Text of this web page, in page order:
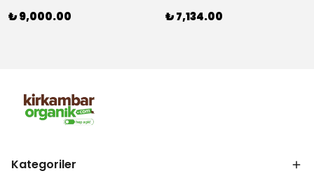
₺ 9,000.00 ₺ 7,134.00
Kategoriler